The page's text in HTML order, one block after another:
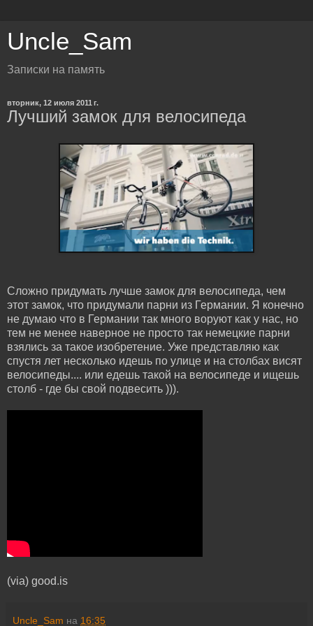
Uncle_Sam
Записки на память
вторник, 12 июля 2011 г.
Лучший замок для велосипеда
Сложно придумать лучше замок для велосипеда, чем
этот замок, что придумали парни из Германии. Я конечно
не думаю что в Германии так много воруют как у нас, но
тем не менее наверное не просто так немецкие парни
взялись за такое изобретение. Уже представляю как
спустя лет несколько идешь по улице и на столбах висят
велосипеды.... или едешь такой на велосипеде и ищешь
столб - где бы свой подвесить ))).
(via) good.is
Uncle_Sam на 16:35